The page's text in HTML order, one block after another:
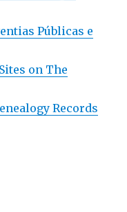
Públicas e
on The
Records